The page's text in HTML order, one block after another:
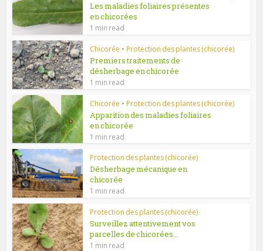
Les maladies foliaires présentes
en chicorées
1 min read
Chicorée • Protection des plantes (chicorée)
Premiers traitements de
désherbage en chicorée
1 min read
Chicorée • Protection des plantes (chicorée)
Apparition des maladies foliaires
en chicorée
1 min read
Protection des plantes (chicorée)
Désherbage mécanique en
chicorée
1 min read
Protection des plantes (chicorée)
Surveillez attentivement vos
parcelles de chicorées...
1 min read